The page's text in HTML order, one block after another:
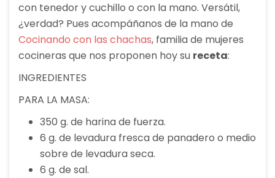
con tenedor y cuchillo o con la mano. Versátil,
¿verdad? Pues acompáñanos de la mano de
Cocinando con las chachas, familia de mujeres
cocineras que nos proponen hoy su receta:
INGREDIENTES
PARA LA MASA:
350 g. de harina de fuerza.
6 g. de levadura fresca de panadero o medio
sobre de levadura seca.
6 g. de sal.